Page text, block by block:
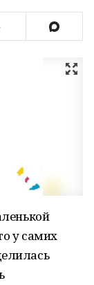
у самих